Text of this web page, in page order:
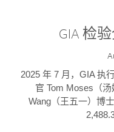
GIA 检
2025 年 7 月，GIA 执
官 Tom Moses（
Wang（王五一）博